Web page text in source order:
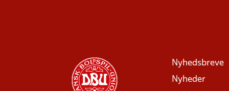
Nyhedsbreve
Nyheder